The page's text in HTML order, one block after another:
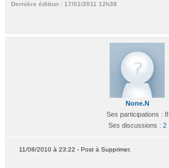
Dernière édition : 17/01/2011 12h38
None.N
Ses participations : 8
Ses discussions : 2
11/08/2010 à 23:22 - Post à Supprimer.